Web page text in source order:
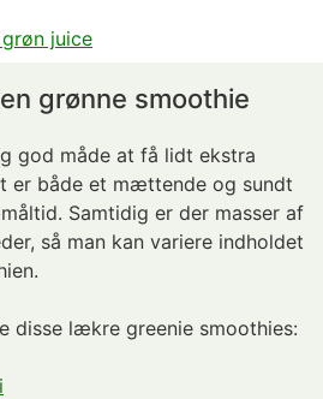
juice
grønne smoothie
god måde at få lidt ekstra
er både et mættende og sundt
Samtidig er der masser af
så man kan variere indholdet
disse lækre greenie smoothies: